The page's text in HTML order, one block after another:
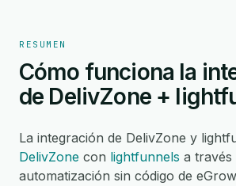
RESUMEN
Cómo funciona la
de DelivZone +
La integración de DelivZone y
DelivZone con lightfunnels a través
automatización sin código de